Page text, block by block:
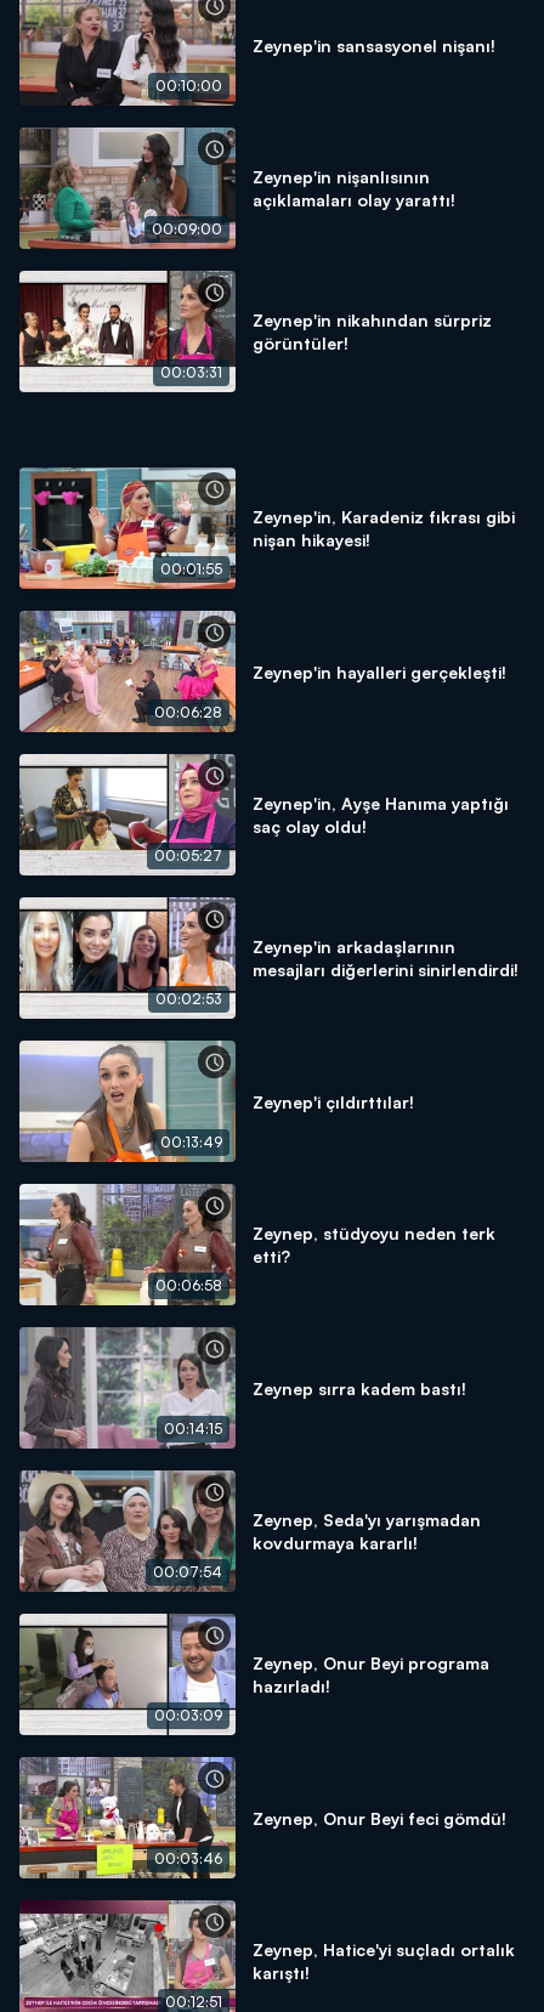
00:10:00
Zeynep'in sansasyonel nişanı!
00:09:00
Zeynep'in nişanlısının
açıklamaları olay yarattı!
00:03:31
Zeynep'in nikahından sürpriz
görüntüler!
00:01:55
Zeynep'in, Karadeniz fıkrası gibi
nişan hikayesi!
00:06:28
Zeynep'in hayalleri gerçekleşti!
00:05:27
Zeynep'in, Ayşe Hanıma yaptığı
saç olay oldu!
00:02:53
Zeynep'in arkadaşlarının
mesajları diğerlerini sinirlendirdi!
00:13:49
Zeynep'i çıldırttılar!
00:06:58
Zeynep, stüdyoyu neden terk
etti?
00:14:15
Zeynep sırra kadem bastı!
00:07:54
Zeynep, Seda'yı yarışmadan
kovdurmaya kararlı!
00:03:09
Zeynep, Onur Beyi programa
hazırladı!
00:03:46
Zeynep, Onur Beyi feci gömdü!
00:12:51
Zeynep, Hatice'yi suçladı ortalık
karıştı!